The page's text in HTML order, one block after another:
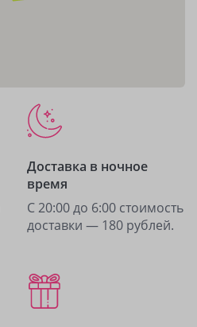
Доставка в ночное
время
С 20:00 до 6:00 стоимость
доставки — 180 рублей.